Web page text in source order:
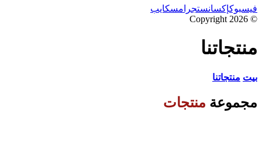
فيسبوكإكسانستجرامسكايب
© Copyright 2026
منتجاتنا
بيت منتجاتنا
مجموعة منتجات